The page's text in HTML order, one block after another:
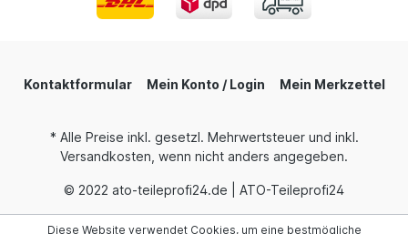
Kontaktformular Mein Konto / Login Mein Merkzettel
* Alle Preise inkl. gesetzl. Mehrwertsteuer und inkl.
Versandkosten, wenn nicht anders angegeben.
© 2022 ato-teileprofi24.de | ATO-Teileprofi24
Diese Website verwendet Cookies, um eine bestmögliche